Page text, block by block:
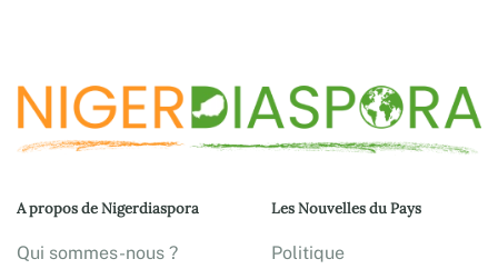
A propos de Nigerdiaspora
Qui sommes-nous ?
Les Nouvelles du Pays
Politique